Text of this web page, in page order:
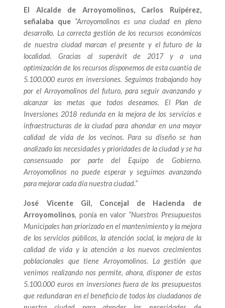
El Alcalde de Arroyomolinos, Carlos Ruipérez,
señalaba que “Arroyomolinos es una ciudad en pleno
desarrollo. La correcta gestión de los recursos económicos
de nuestra ciudad marcan el presente y el futuro de la
localidad. Gracias al superávit de 2017 y a una
optimización de los recursos disponemos de esta cuantía de
5.100.000 euros en inversiones. Seguimos trabajando hoy
por el Arroyomolinos del futuro, para seguir avanzando y
alcanzar las metas que todos deseamos. El Plan de
Inversiones 2018 redunda en la mejora de los servicios e
infraestructuras de la ciudad para ahondar en una mayor
calidad de vida de los vecinos. Para su diseño se han
analizado las necesidades y prioridades de la ciudad y se ha
consensuado por parte del Equipo de Gobierno.
Arroyomolinos no puede esperar y seguimos avanzando
para mejorar cada día nuestra ciudad.”
José Vicente Gil, Concejal de Hacienda de
Arroyomolinos, ponía en valor “Nuestros Presupuestos
Municipales han priorizado en el mantenimiento y la mejora
de los servicios públicos, la atención social, la mejora de la
calidad de vida y la atención a los nuevos crecimientos
poblacionales que tiene Arroyomolinos. La gestión que
venimos realizando nos permite, ahora, disponer de estos
5.100.000 euros en inversiones fuera de los presupuestos
que redundaran en el beneficio de todos los ciudadanos de